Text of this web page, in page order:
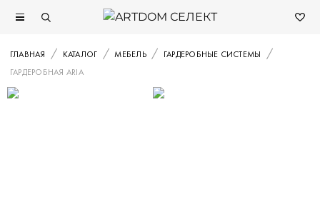
ГЛАВНАЯ КАТАЛОГ МЕБЕЛЬ
ГАРДЕРОБНЫЕ СИСТЕМЫ
ГАРДЕРОБНАЯ ARIA